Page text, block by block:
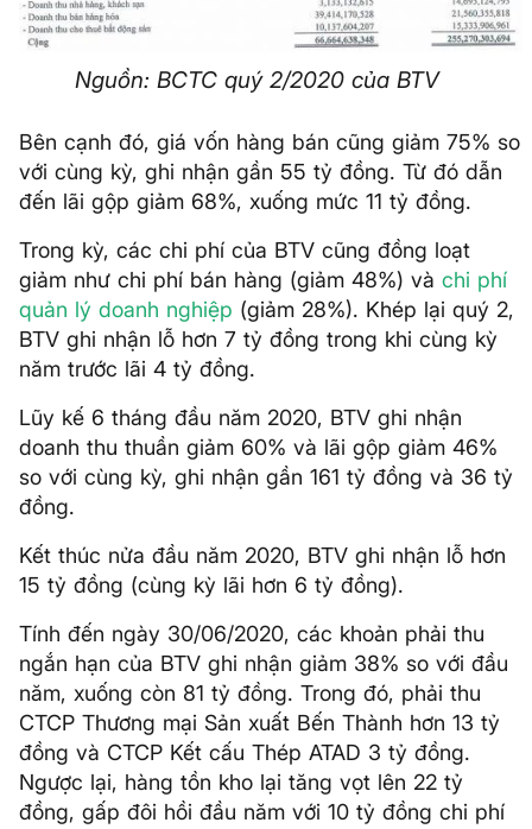
Nguồn: BCTC quý 2/2020 của BTV
Bên cạnh đó, giá vốn hàng bán cũng giảm 75% so
với cùng kỳ, ghi nhận gần 55 tỷ đồng. Từ đó dẫn
đến lãi gộp giảm 68%, xuống mức 11 tỷ đồng.
Trong kỳ, các chi phí của BTV cũng đồng loạt
giảm như chi phí bán hàng (giảm 48%) và chi phí
quản lý doanh nghiệp (giảm 28%). Khép lại quý 2,
BTV ghi nhận lỗ hơn 7 tỷ đồng trong khi cùng kỳ
năm trước lãi 4 tỷ đồng.
Lũy kế 6 tháng đầu năm 2020, BTV ghi nhận
doanh thu thuần giảm 60% và lãi gộp giảm 46%
so với cùng kỳ, ghi nhận gần 161 tỷ đồng và 36 tỷ
đồng.
Kết thúc nửa đầu năm 2020, BTV ghi nhận lỗ hơn
15 tỷ đồng (cùng kỳ lãi hơn 6 tỷ đồng).
Tính đến ngày 30/06/2020, các khoản phải thu
ngắn hạn của BTV ghi nhận giảm 38% so với đầu
năm, xuống còn 81 tỷ đồng. Trong đó, phải thu
CTCP Thương mại Sản xuất Bến Thành hơn 13 tỷ
đồng và CTCP Kết cấu Thép ATAD 3 tỷ đồng.
Ngược lại, hàng tồn kho lại tăng vọt lên 22 tỷ
đồng, gấp đôi hồi đầu năm với 10 tỷ đồng chi phí